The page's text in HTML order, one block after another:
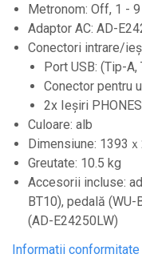
Casti Noise Cancelling
Casti Studio
Casti wireless / fara fir
Idei de cadouri
Metronom: Off, 1 -
Adaptor AC: AD-
Conectori intrare/
Port USB: (Tip-A,
Conector pentru
2x Ieșiri
Culoare: alb
Dimensiune: 1393
Greutate: 10.5 kg
Accesorii incluse:
BT10), pedală
(AD-E24250LW)
Informatii conformitate